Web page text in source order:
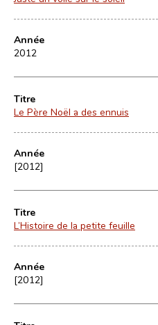
Année
2012
Titre
Le Père Noël a des ennuis
Année
[2012]
Titre
L’Histoire de la petite feuille
Année
[2012]